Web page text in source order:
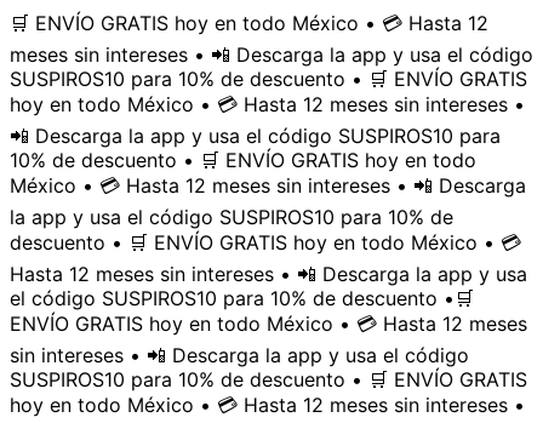
🛒 ENVÍO GRATIS hoy en todo México • 💳 Hasta 12
meses sin intereses • 📲 Descarga la app y usa el código
SUSPIROS10 para 10% de descuento • 🛒 ENVÍO GRATIS
hoy en todo México • 💳 Hasta 12 meses sin intereses •
📲 Descarga la app y usa el código SUSPIROS10 para
10% de descuento • 🛒 ENVÍO GRATIS hoy en todo
México • 💳 Hasta 12 meses sin intereses • 📲 Descarga
la app y usa el código SUSPIROS10 para 10% de
descuento • 🛒 ENVÍO GRATIS hoy en todo México • 💳
Hasta 12 meses sin intereses • 📲 Descarga la app y usa
el código SUSPIROS10 para 10% de descuento • 🛒
ENVÍO GRATIS hoy en todo México • 💳 Hasta 12 meses
sin intereses • 📲 Descarga la app y usa el código
SUSPIROS10 para 10% de descuento • 🛒 ENVÍO GRATIS
hoy en todo México • 💳 Hasta 12 meses sin intereses •